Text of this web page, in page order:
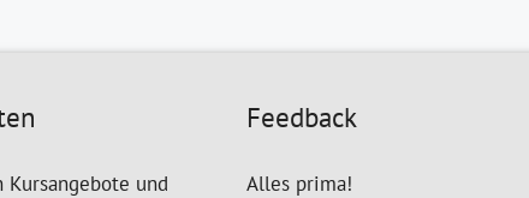
und
Feedback
Alles prima!